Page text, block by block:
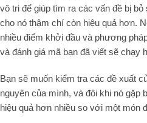
vô tri để giúp tìm ra các vấn đề bị
cho nó thậm chí còn hiệu quả hơn.
nhiều điểm khởi đầu và phương
và đánh giá mã bạn đã viết sẽ chạy
Bạn sẽ muốn kiểm tra các đề xuất
nguyên của mình, và đôi khi nó gặp
hiệu quả hơn nhiều so với một món